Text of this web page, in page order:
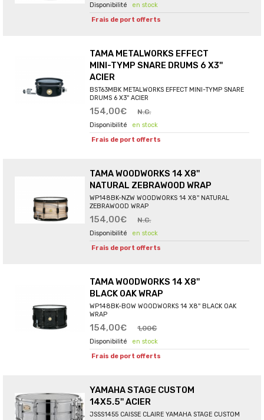
en stock
Frais de port offerts
TAMA METALWORKS EFFECT
MINI-TYMP SNARE DRUMS 6 X3''
ACIER
BST63MBK METALWORKS EFFECT MINI-TYMP SNARE
DRUMS 6 X3'' ACIER
154,00€ N.C.
en stock
Frais de port offerts
TAMA WOODWORKS 14 X8''
NATURAL ZEBRAWOOD WRAP
WP148BK-NZW WOODWORKS 14 X8'' NATURAL
ZEBRAWOOD WRAP
154,00€ N.C.
en stock
Frais de port offerts
TAMA WOODWORKS 14 X8''
BLACK OAK WRAP
WP148BK-BOW WOODWORKS 14 X8'' BLACK OAK
WRAP
154,00€ 1,00€
en stock
Frais de port offerts
YAMAHA STAGE CUSTOM
14X5.5'' ACIER
JSSS1455 CAISSE CLAIRE YAMAHA STAGE CUSTOM